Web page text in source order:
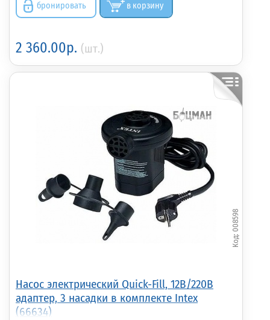
бронировать в корзину
2 360.00р. (шт.)
Насос электрический Quick-Fill, 12В/220В
адаптер, 3 насадки в комплекте Intex
(66634)
008598